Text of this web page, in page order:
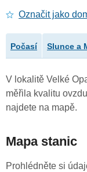
Označit jako
Počasí Slunce a
V lokalitě Velké
měřila kvalitu
najdete na mapě.
Mapa stanic
Prohlédněte si